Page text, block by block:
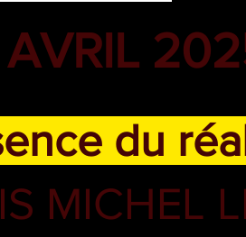
AVRIL
du
MICHEL